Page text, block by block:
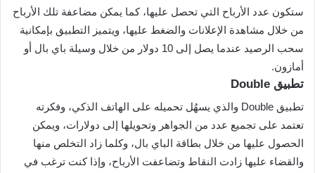
ستكون عدد الأرباح التي تحصل عليها، كما يمكن مضاعفة تلك الأرباح
من خلال مشاهدة الإعلانات والضغط عليها، ويتميز التطبيق بإمكانية
سحب الرصيد عندما يصل إلى 10 دولار من خلال وسيلة باي بال أو
أمازون.
تطبيق Double
تطبيق Double والذي يسهُل تحميله على الهاتف الذكي، وفكرته
تعتمد على تجميع عدد من الجواهر وتحويلها إلى دولارات، ويمكن
الحصول عليها من خلال بطاقة الباي بال، وكلما زاد التخلص منها
والقضاء عليها زادت النقاط وتضاعفت الأرباح، وإذا كنت ترغب في